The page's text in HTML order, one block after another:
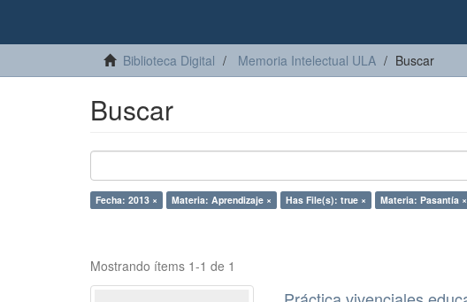
Biblioteca Digital Memoria Intelectual ULA Buscar
Buscar
Fecha: 2013 × Materia: Aprendizaje × Has File(s): true × Materia: Pasantía ×
Mostrando ítems 1-1 de 1